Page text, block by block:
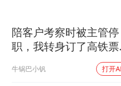
以军士
陪客户考察时被主管停
职，我转身订了高铁票
2小时后总监急疯了：
亿合同没你根本签不了
牛锅巴小钒 打开